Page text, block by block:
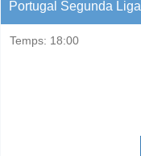
Portugal Segunda Liga
Temps: 18:00